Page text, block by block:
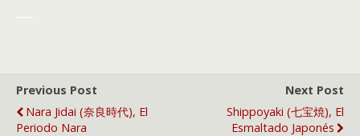
Previous Post
Nara Jidai (奈良時代), El
Periodo Nara
Next Post
Shippoyaki (七宝焼), El
Esmaltado Japonés